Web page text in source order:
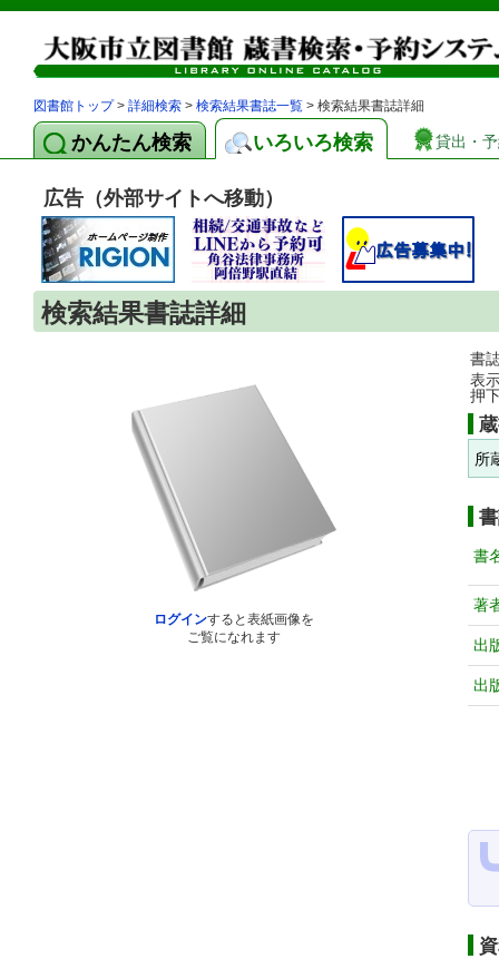
図書館トップ> 詳細検索 > 検索結果書誌一覧 > 検索結果書誌詳細
かんたん検索 いろいろ検索 貸出・
広告（外部サイトへ移動）
検索結果書誌詳細
ログインすると表紙画像を
ご覧になれます
書
表
押
所
書
著
出
出